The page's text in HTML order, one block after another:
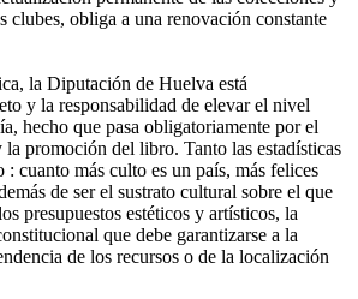
clubes, obliga a una renovación constante
la Diputación de Huelva está
y la responsabilidad de elevar el nivel
hecho que pasa obligatoriamente por el
promoción del libro. Tanto las estadísticas
cuanto más culto es un país, más felices
de ser el sustrato cultural sobre el que
presupuestos estéticos y artísticos, la
que debe garantizarse a la
de los recursos o de la localización